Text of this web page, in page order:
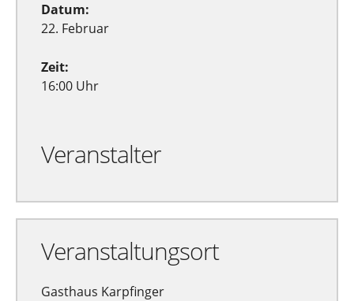
Datum:
22. Februar
Zeit:
16:00 Uhr
Veranstalter
Veranstaltungsort
Gasthaus Karpfinger